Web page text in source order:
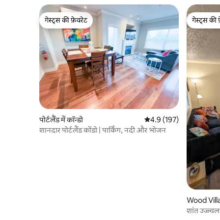
गेस्ट्स की फ़ेवरेट
गेस्ट्स की फ़ेवरेट
पोर्टलैंड में कॉन्डो औसत रेटिंग 5 में से 4.9, 197
4.9 (197)
शानदार पोर्टलैंड कोंडो | पार्किंग, नदी और भोजन
गेस्ट्स की
गेस्ट्स की
Wood
शांत